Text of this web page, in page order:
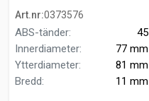
Art.nr:0373576
ABS-tänder:
45
Innerdiameter:
77 mm
Ytterdiameter:
81 mm
Bredd: 11 mm